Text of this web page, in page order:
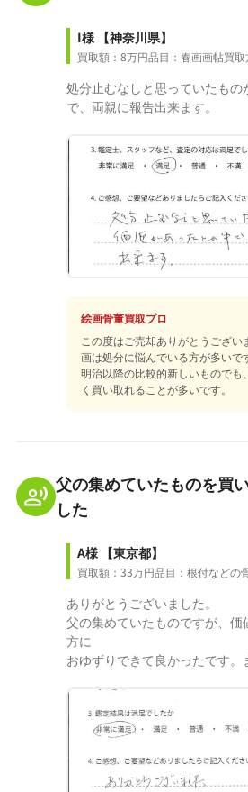
I様 【神奈川県】
買取額：8万円品目：春画画帖買取
処分止むなしと思っていたも
で、両親に報告出来ます。
絵画骨董買取プロ
この度はご売却ありがとうござ
画は処分に悩んでいる方が多いで
明治以降の比較的新しいものでも
く買い取れることが多いです。
父の集めていたものを買
した
A様 【東京都】
買取額：33万円品目：根付などの
ありがとうございました。
父の集めていたものですが、価
方に
おゆずりできて良かったです。